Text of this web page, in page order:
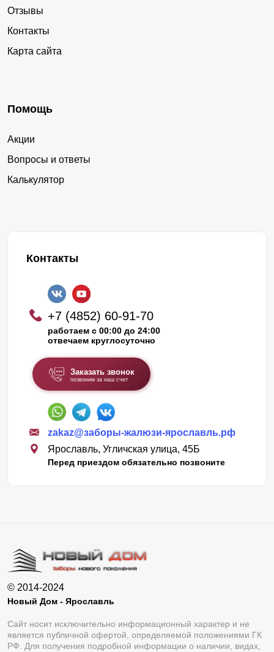
Отзывы
Контакты
Карта сайта
Помощь
Акции
Вопросы и ответы
Калькулятор
Контакты
+7 (4852) 60-91-70
работаем с 00:00 до 24:00
отвечаем круглосуточно
Заказать звонок
позвоним за наш счет
zakaz@заборы-жалюзи-ярославль.рф
Ярославль, Угличская улица, 45Б
Перед приездом обязательно позвоните
© 2014-2024
Новый Дом - Ярославль
Сайт носит исключительно информационный характер и не
является публичной офертой, определяемой положениями ГК
РФ. Для получения подробной информации о наличии, видах,